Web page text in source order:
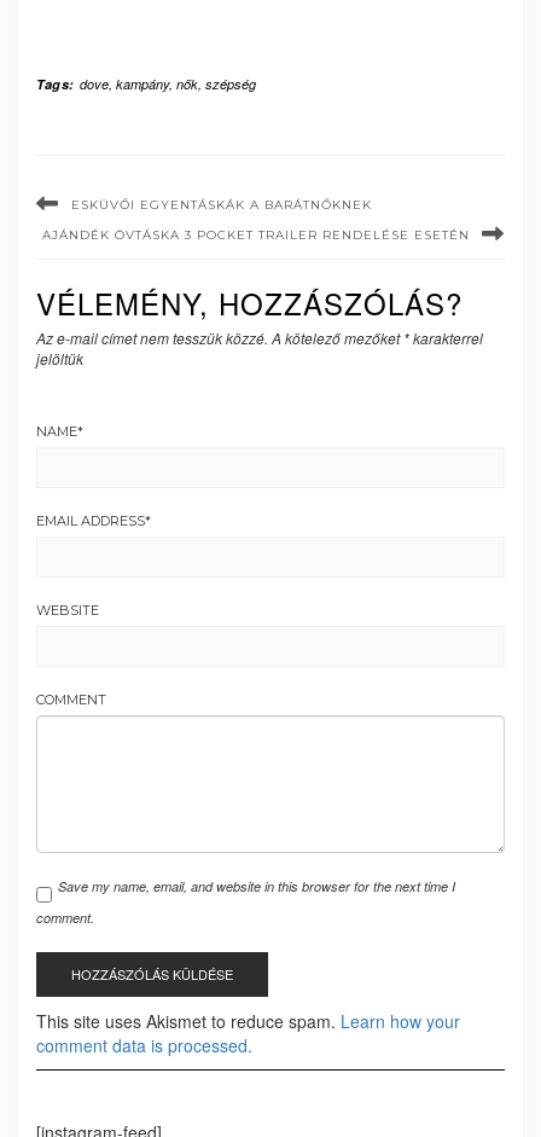
Tags: dove, kampány, nők, szépség
ESKÜVŐI EGYENTÁSKÁK A BARÁTNŐKNEK
AJÁNDÉK ÖVTÁSKA 3 POCKET TRAILER RENDELÉSE ESETÉN
VÉLEMÉNY, HOZZÁSZÓLÁS?
Az e-mail címet nem tesszük közzé. A kötelező mezőket*karakterrel
jelöltük
NAME*
EMAIL ADDRESS*
WEBSITE
COMMENT
Save my name, email, and website in this browser for the next time I
comment.
This site uses Akismet to reduce spam. Learn how your
comment data is processed.